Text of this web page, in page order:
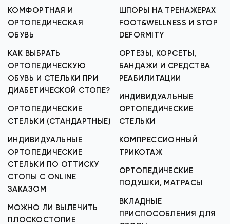
КОМФОРТНАЯ И
ОРТОПЕДИЧЕСКАЯ
ОБУВЬ
КАК ВЫБРАТЬ
ОРТОПЕДИЧЕСКУЮ
ОБУВЬ И СТЕЛЬКИ ПРИ
ДИАБЕТИЧЕСКОЙ СТОПЕ?
ОРТОПЕДИЧЕСКИЕ
СТЕЛЬКИ (СТАНДАРТНЫЕ)
ИНДИВИДУАЛЬНЫЕ
ОРТОПЕДИЧЕСКИЕ
СТЕЛЬКИ ПО ОТТИСКУ
СТОПЫ С ONLINE
ЗАКАЗОМ
МОЖНО ЛИ ВЫЛЕЧИТЬ
ПЛОСКОСТОПИЕ
ШПОРЫ НА ТРЕНАЖЕРАХ
FOOT&WELLNESS И STOP
DEFORMITY
ОРТЕЗЫ, КОРСЕТЫ,
БАНДАЖИ И СРЕДСТВА
РЕАБИЛИТАЦИИ
ИНДИВИДУАЛЬНЫЕ
ОРТОПЕДИЧЕСКИЕ
СТЕЛЬКИ
КОМПРЕССИОННЫЙ
ТРИКОТАЖ
ОРТОПЕДИЧЕСКИЕ
ПОДУШКИ, МАТРАСЫ
ВКЛАДНЫЕ
ПРИСПОСОБЛЕНИЯ ДЛЯ